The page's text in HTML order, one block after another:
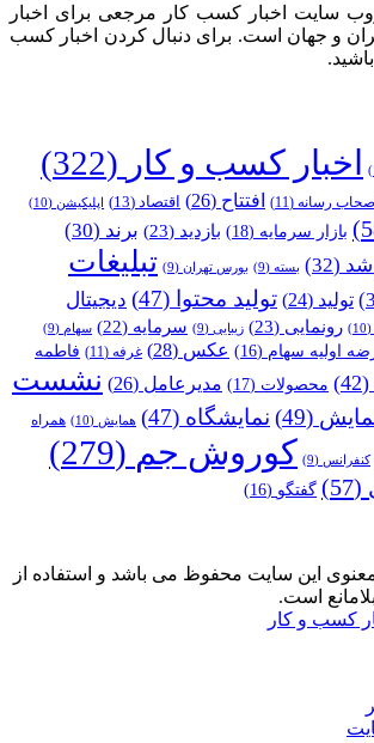
وب سایت اخبار کسب کار مرجعی برای اخبار
و جهان است. برای دنبال کردن اخبار کسب
اخبار کسب و کار (322)
اصحاب رسانه (11) افتتاح (26) اقتصاد (13) اپلیکیشن (10)
بازار سرمایه (18) بازدید (23) برند (30)
شد (32) بسته (9) بورس تهران (9)
تبلیغات
تولید (24) تولید محتوا (47)
دیجیتال
(10) رونمایی (23) زیبایی (9) سرمایه (22) سهام (9)
اولیه سهام (16) عکس (28) غرفه (11)
فاطمه
(42) محصولات (17) مدیرعامل (26)
نشست
(49) نمایشگاه (47) همایش (10) همراه
کنفرانس (9) کوروش جم (279)
(57) گفتگو (16)
این سایت محفوظ می باشد و استفاده از
است.
کسب و کار